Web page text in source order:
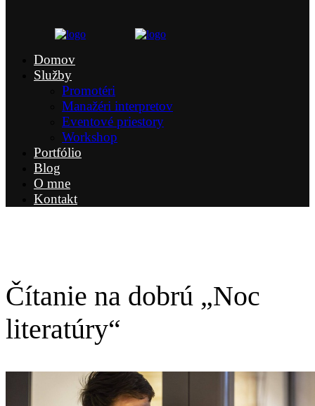
Domov
Služby
Promotéri
Manažéri interpretov
Eventové priestory
Workshop
Portfólio
Blog
O mne
Kontakt
Čítanie na dobrú „Noc
literatúry“